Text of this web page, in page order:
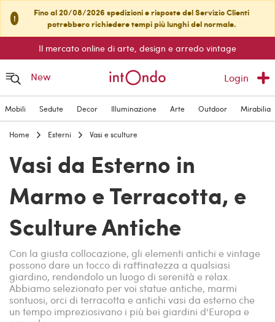
!
Fino al 20/08/2026 spedizioni e risposte del Servizio Clienti
potrebbero richiedere tempi più lunghi del normale.
Il mercato online di arte, design e arredo vintage
New Login
Mobili Sedute Decor Illuminazione Arte Outdoor Mirabilia
Home Esterni Vasi e sculture
Vasi da Esterno in
Marmo e Terracotta, e
Sculture Antiche
Con la giusta collocazione, gli elementi antichi e vintage
possono dare un tocco di raffinatezza a qualsiasi
giardino, rendendolo un luogo di serenità e relax.
Abbiamo selezionato per voi statue antiche, marmi
sontuosi, orci di terracotta e antichi vasi da esterno che
un tempo impreziosivano i più bei giardini d'Europa e